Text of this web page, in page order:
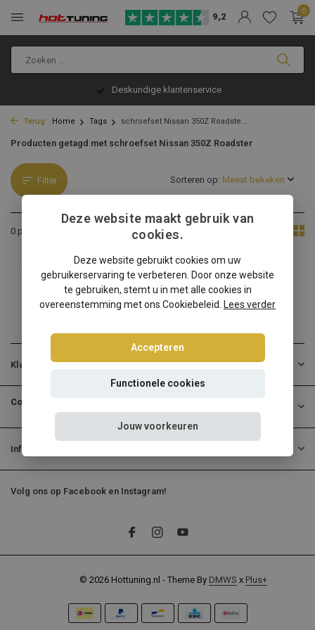
9,2
0
Deskundige klantenservice
Terug Home Tags schroefset Nissan 350Z Roadste...
Producten getagd met schroefset Nissan 350Z Roadster
Filter
0 producten
Sorteren op:
Geen producten gevonden!...
Klantenservice
Contactgegevens
Informatie
Volg ons op Facebook en Instagram!
© 2026 Hottuning.nl - Theme By DMWS x Plus+
Deze website maakt gebruik van
cookies.
Deze website gebruikt cookies om uw
gebruikerservaring te verbeteren. Door onze website
te gebruiken, stemt u in met alle cookies in
overeenstemming met ons Cookiebeleid. Lees verder
Accepteren
Functionele cookies
Jouw voorkeuren